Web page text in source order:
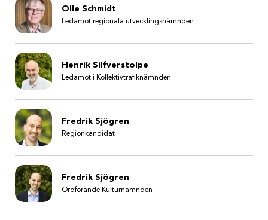
Olle Schmidt
Ledamot regionala utvecklingsnämnden
Henrik Silfverstolpe
Ledamot i Kollektivtrafiknämnden
Fredrik Sjögren
Regionkandidat
Fredrik Sjögren
Ordförande Kulturnämnden